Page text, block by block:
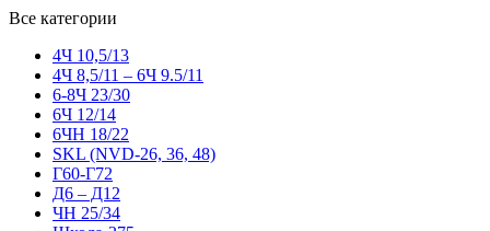
Все категории
4Ч 10,5/13
4Ч 8,5/11 – 6Ч 9.5/11
6-8Ч 23/30
6Ч 12/14
6ЧН 18/22
SKL (NVD-26, 36, 48)
Г60-Г72
Д6 – Д12
ЧН 25/34